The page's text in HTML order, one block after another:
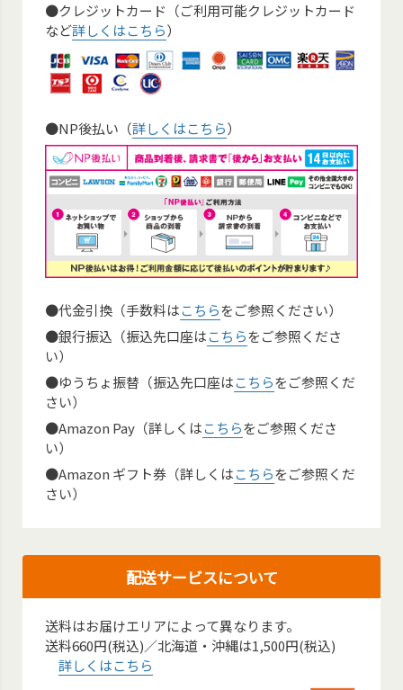
●クレジットカード（ご利用可能クレジットカード
など詳しくはこちら）
●NP後払い（詳しくはこちら）
●代金引換（手数料はこちらをご参照ください）
●銀行振込（振込先口座はこちらをご参照くださ
い）
●ゆうちょ振替（振込先口座はこちらをご参照くだ
さい）
●Amazon Pay（詳しくはこちらをご参照くださ
い）
●Amazon ギフト券（詳しくはこちらをご参照くだ
さい）
配送サービスについて
送料はお届けエリアによって異なります。
送料660円(税込)／北海道・沖縄は1,500円(税込)
詳しくはこちら